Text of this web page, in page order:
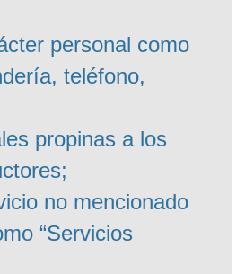
personal como
teléfono,
propinas a los
no mencionado
“Servicios